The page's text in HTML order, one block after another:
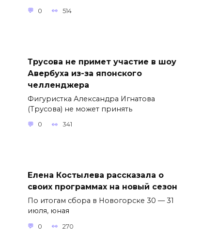
0 514
Трусова не примет участие в шоу
Авербуха из-за японского
челленджера
Фигуристка Александра Игнатова
(Трусова) не может принять
0 341
Елена Костылева рассказала о
своих программах на новый сезон
По итогам сбора в Новогорске 30 — 31
июля, юная
0 270